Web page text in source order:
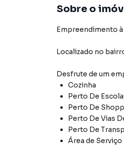
Sobre o
Empreendimento à
Localizado no
Desfrute de um
Cozinha
Perto De
Perto De
Perto De Vias
Perto De
Área de Serviço